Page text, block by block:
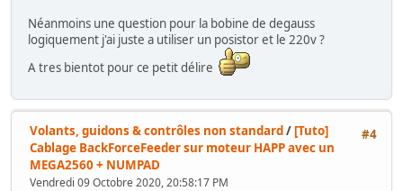
Néanmoins une question pour la bobine de degauss
logiquement j'ai juste a utiliser un posistor et le 220v ?
A tres bientot pour ce petit délire
#4
Volants, guidons & contrôles non standard/ [Tuto]
Cablage BackForceFeeder sur moteur HAPP avec un
MEGA2560 + NUMPAD
Vendredi 09 Octobre 2020, 20:58:17 PM